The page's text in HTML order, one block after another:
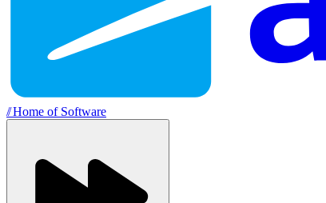
//Home of Software